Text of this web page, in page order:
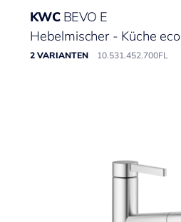
KWC BEVO E
Hebelmischer - Küche eco
2 VARIANTEN 10.531.452.700FL